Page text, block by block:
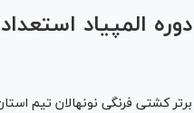
المپیاد
برتر کشتی فرنگی نونهالان تیم